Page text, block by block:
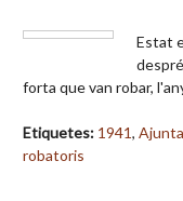
Estat
forta que van robar,
Etiquetes: 1941,
robatoris